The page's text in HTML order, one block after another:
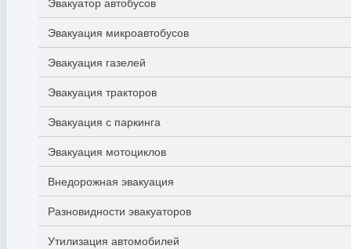
Эвакуатор автобусов
Эвакуация микроавтобусов
Эвакуация газелей
Эвакуация тракторов
Эвакуация с паркинга
Эвакуация мотоциклов
Внедорожная эвакуация
Разновидности эвакуаторов
Утилизация автомобилей